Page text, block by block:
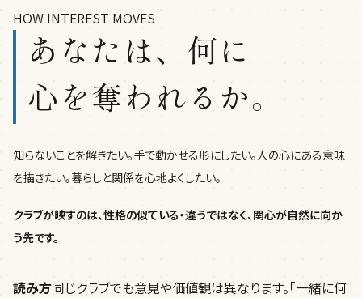
HOW INTEREST MOVES
あなたは、何に
心を奪われるか。
知らないことを解きたい。手で動かせる形にしたい。人の心にある意味
を描きたい。暮らしと関係を心地よくしたい。
クラブが映すのは、性格の似ている・違うではなく、関心が自然に向か
う先です。
読み方同じクラブでも意見や価値観は異なります。「一緒に何